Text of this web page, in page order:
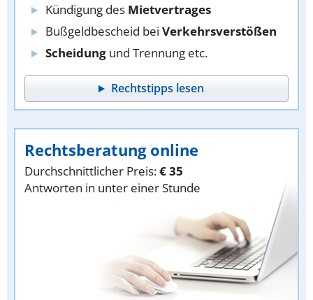
Kündigung des Mietvertrages
Bußgeldbescheid bei Verkehrsverstößen
Scheidung und Trennung etc.
Rechtstipps lesen
Rechtsberatung online
Durchschnittlicher Preis:€ 35
Antworten in unter einer Stunde